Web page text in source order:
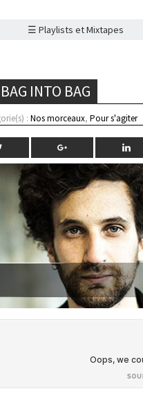
☰ Playlists et Mixtapes
INTO BAG
:Nos morceaux,Pour s'agiter